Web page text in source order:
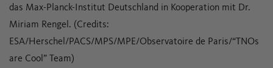
das Max-Planck-Institut Deutschland in Kooperation mit Dr.
Miriam Rengel. (Credits:
ESA/Herschel/PACS/MPS/MPE/Observatoire de Paris/“TNOs
are Cool” Team)